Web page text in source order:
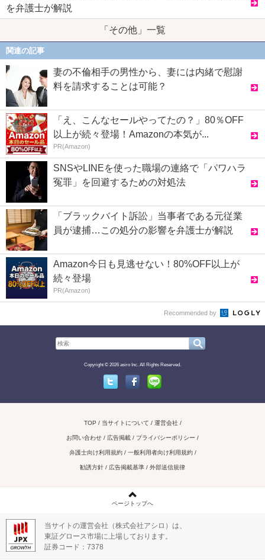
を弁護士が解説
「その他」一覧
関連の記事
妻の不倫相手の男性から、妻には内緒で慰謝
料を請求することは可能？
「え、こんなセールやってたの？」80％OFF
以上が続々登場！Amazonの本気が...
PR(Amazon)
SNSやLINEを使った職場の連絡で「パワハラ
冤罪」を回避するための対処法
「ブラックバイト訴訟」当事者である元従業
員が逮捕…この処分の影響を弁護士が解説
Amazon今日も見逃せない！80%OFF以上が
続々登場
PR(Amazon)
Recommended by
Copyright © 2026 asiro Inc. All Rights Reserved.
TOP 当サイトについて 運営会社
お問い合わせ / 広告掲載 プライバシーポリシー
弁護士向け利用規約 一般利用者向け利用規約
勧誘方針 広告掲載基準 外部送信規律
ページトップへ
当サイトの運営会社（株式会社アシロ）は、
東証グロース市場に上場しております。
証券コード：7378